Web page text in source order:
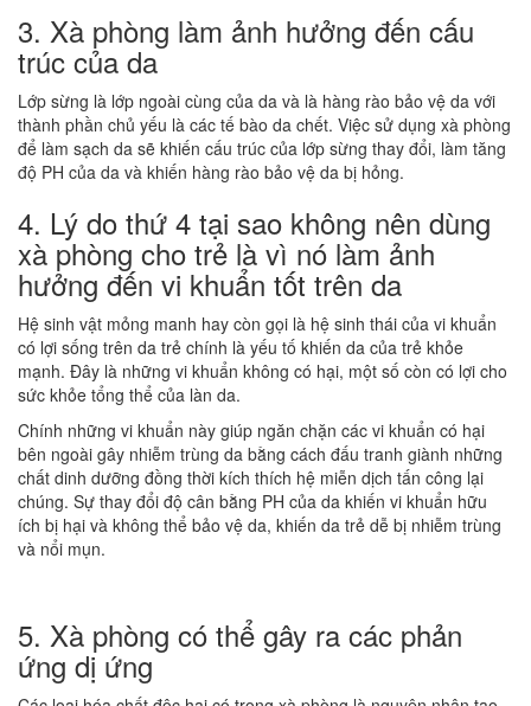
3. Xà phòng làm ảnh hưởng đến cấu
trúc của da
Lớp sừng là lớp ngoài cùng của da và là hàng rào bảo vệ da với
thành phần chủ yếu là các tế bào da chết. Việc sử dụng xà phòng
để làm sạch da sẽ khiến cấu trúc của lớp sừng thay đổi, làm tăng
độ PH của da và khiến hàng rào bảo vệ da bị hỏng.
4. Lý do thứ 4 tại sao không nên dùng
xà phòng cho trẻ là vì nó làm ảnh
hưởng đến vi khuẩn tốt trên da
Hệ sinh vật mỏng manh hay còn gọi là hệ sinh thái của vi khuẩn
có lợi sống trên da trẻ chính là yếu tố khiến da của trẻ khỏe
mạnh. Đây là những vi khuẩn không có hại, một số còn có lợi cho
sức khỏe tổng thể của làn da.
Chính những vi khuẩn này giúp ngăn chặn các vi khuẩn có hại
bên ngoài gây nhiễm trùng da bằng cách đấu tranh giành những
chất dinh dưỡng đồng thời kích thích hệ miễn dịch tấn công lại
chúng. Sự thay đổi độ cân bằng PH của da khiến vi khuẩn hữu
ích bị hại và không thể bảo vệ da, khiến da trẻ dễ bị nhiễm trùng
và nổi mụn.
5. Xà phòng có thể gây ra các phản
ứng dị ứng